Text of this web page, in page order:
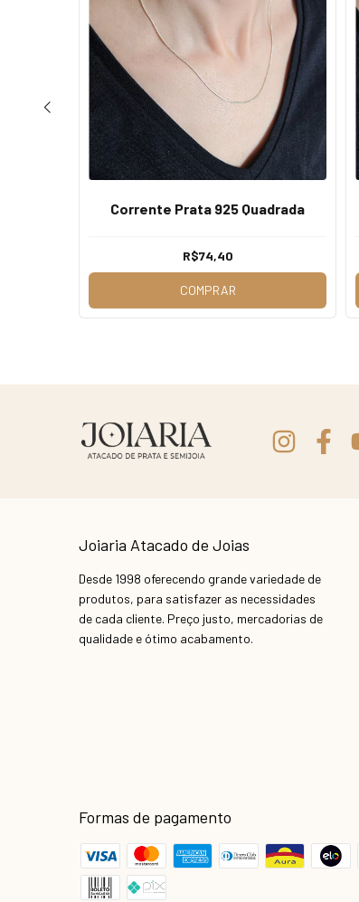
Corrente Prata 925 Quadrada
R$74,40
COMPRAR
Joiaria Atacado de Joias
Desde 1998 oferecendo grande variedade de
produtos, para satisfazer as necessidades
de cada cliente. Preço justo, mercadorias de
qualidade e ótimo acabamento.
Formas de pagamento